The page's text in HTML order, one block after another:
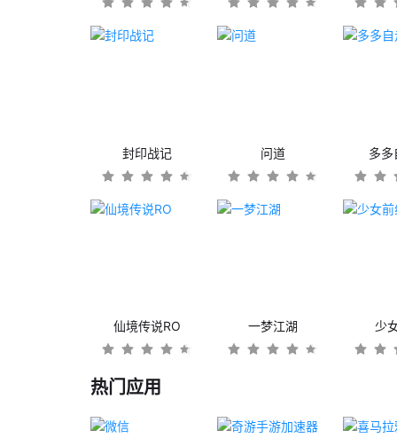
封印战记 问道 多多
仙境传说RO 一梦江湖 少
热门应用